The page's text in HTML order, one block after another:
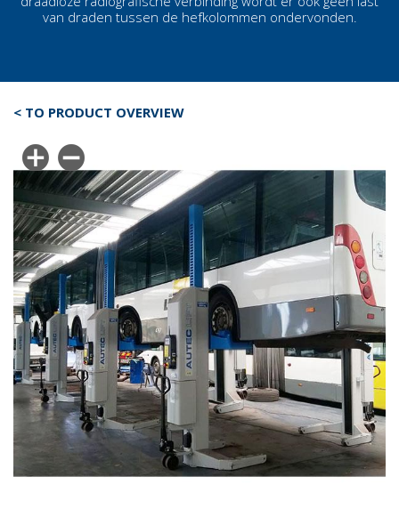
van draden tussen de hefkolommen ondervonden.
< TO PRODUCT OVERVIEW